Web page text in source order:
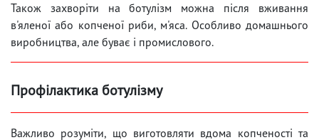
Також захворіти на ботулізм можна після вживання
в'яленої або копченої риби, м'яса. Особливо домашнього
виробництва, але буває і промислового.
Профілактика ботулізму
Важливо розуміти, що виготовляти вдома копченості та